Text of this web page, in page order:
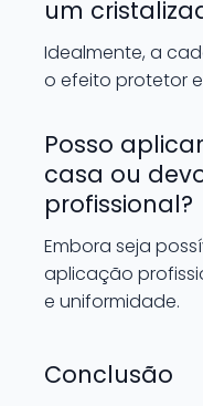
um
Idealmente, a
o efeito protetor
Posso
casa ou
profissional?
Embora seja
aplicação
e uniformidade.
Conclusão